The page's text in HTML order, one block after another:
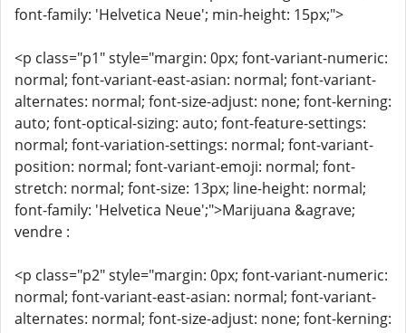
font-family: 'Helvetica Neue'; min-height: 15px;">
<p class="p1" style="margin: 0px; font-variant-numeric:
normal; font-variant-east-asian: normal; font-variant-
alternates: normal; font-size-adjust: none; font-kerning:
auto; font-optical-sizing: auto; font-feature-settings:
normal; font-variation-settings: normal; font-variant-
position: normal; font-variant-emoji: normal; font-
stretch: normal; font-size: 13px; line-height: normal;
font-family: 'Helvetica Neue';">Marijuana &agrave;
vendre :
<p class="p2" style="margin: 0px; font-variant-numeric:
normal; font-variant-east-asian: normal; font-variant-
alternates: normal; font-size-adjust: none; font-kerning: